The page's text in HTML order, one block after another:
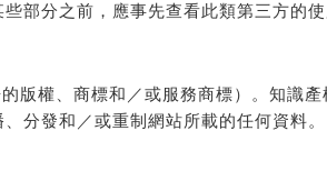
部分之前，應事先查看此類第三方的使
版權、商標和／或服務商標）。知識
分發和／或重制網站所載的任何資料。